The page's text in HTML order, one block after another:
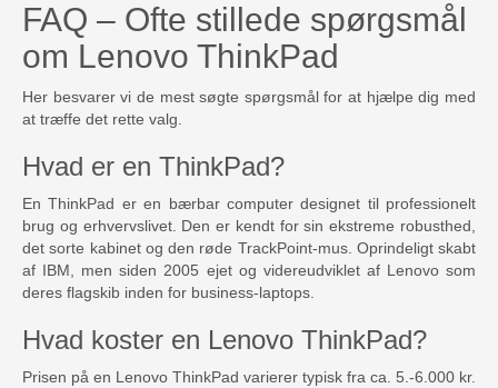
FAQ – Ofte stillede spørgsmål
om Lenovo ThinkPad
Her besvarer vi de mest søgte spørgsmål for at hjælpe dig med
at træffe det rette valg.
Hvad er en ThinkPad?
En ThinkPad er en bærbar computer designet til professionelt
brug og erhvervslivet. Den er kendt for sin ekstreme robusthed,
det sorte kabinet og den røde TrackPoint-mus. Oprindeligt skabt
af IBM, men siden 2005 ejet og videreudviklet af Lenovo som
deres flagskib inden for business-laptops.
Hvad koster en Lenovo ThinkPad?
Prisen på en Lenovo ThinkPad varierer typisk fra ca. 5.-6.000 kr.